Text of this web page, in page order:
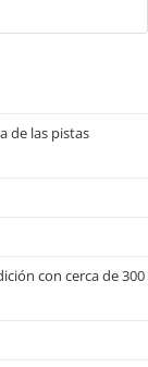
de las pistas
con cerca de 300